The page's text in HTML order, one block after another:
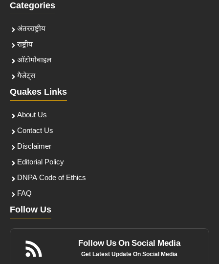
Categories
अंतरराष्ट्रीय
राष्ट्रीय
ऑटोमोबाइल
गैजेट्स
Quakes Links
About Us
Contact Us
Disclaimer
Editorial Policy
DNPA Code of Ethics
FAQ
Follow Us
Follow Us On Social Media
Get Latest Update On Social Media